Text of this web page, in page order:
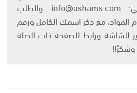
على العنوان التالي: info@ashams.com والطلب
المواد، مع ذكر اسمك الكامل ورقم
للشاشة ورابط للصفحة ذات الصلة